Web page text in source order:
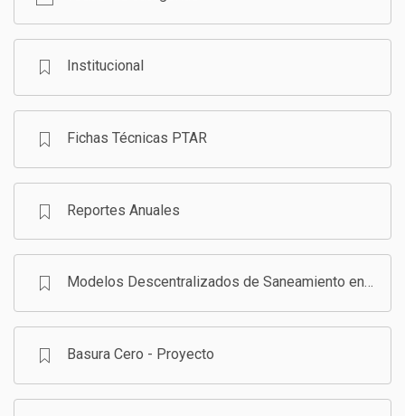
Institucional
Fichas Técnicas PTAR
Reportes Anuales
Modelos Descentralizados de Saneamiento en Bolivia - Programa
Basura Cero - Proyecto